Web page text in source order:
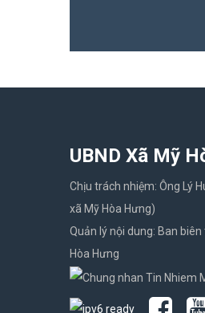
UBND Xã Mỹ
Chịu trách nhiệm: Ông Lý
xã Mỹ Hòa Hưng)
Quản lý nội dung: Ban
Hòa Hưng